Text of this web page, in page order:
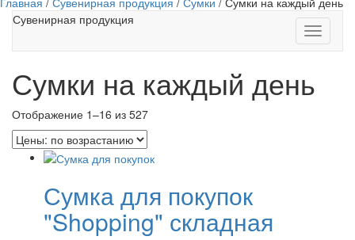
Toggle
Сувенирная продукция
Сумки на каждый день
Отображение 1–16 из 527
Сумка для покупок
"Shopping" складная